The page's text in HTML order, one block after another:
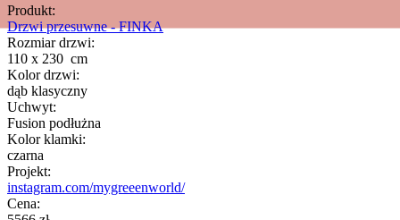
Produkt:
Drzwi przesuwne - FINKA
Rozmiar drzwi:
110 x 230 cm
Kolor drzwi:
dąb klasyczny
Uchwyt:
Fusion podłużna
Kolor klamki:
czarna
Projekt:
instagram.com/mygreeenworld/
Cena: